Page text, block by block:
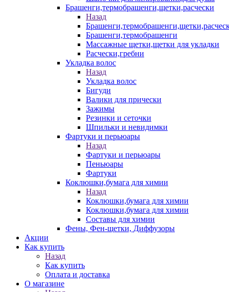
Брашенги,термобрашенги,щетки,расчески
Назад
Брашенги,термобрашенги
Массажные щетки,щетки для укладки
Расчески,гребни
Укладка волос
Назад
Укладка волос
Бигуди
Валики для прически
Зажимы
Резинки и сеточки
Шпильки и невидимки
Фартуки и перьюары
Назад
Фартуки и перьюары
Пеньюары
Фартуки
Коклюшки,бумага для химии
Назад
Коклюшки,бумага для химии
Коклюшки,бумага для химии
Составы для химии
Фены, Фен-щетки, Диффузоры
Акции
Как купить
Назад
Как купить
Оплата и доставка
О магазине